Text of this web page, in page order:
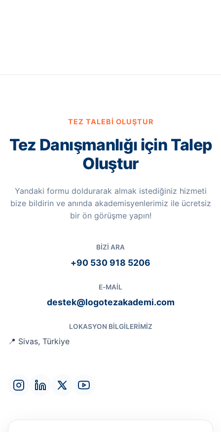
TEZ TALEBI OLUŞTUR
Tez Danışmanlığı için Talep
Oluştur
Yandaki formu doldurarak almak istediğiniz hizmeti
bize bildirin ve anında akademisyenlerimiz ile ücretsiz
bir ön görüşme yapın!
BIZI ARA
+90 530 918 5206
E-MAIL
destek@logotezakademi.com
LOKASYON BILGILERIMIZ
📍 Sivas, Türkiye